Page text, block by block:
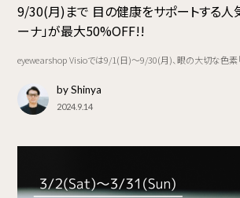
9/30(月)まで 目の健康をサポートする人
ーナ」が最大50%OFF!!
eyewearshop Visioでは9/1(日)〜9/30(月)、眼の大切な色素
by Shinya
2024.9.14